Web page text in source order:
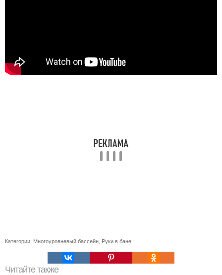
Категории: Многоуровневый бассейн Руки в бане
Читайте также